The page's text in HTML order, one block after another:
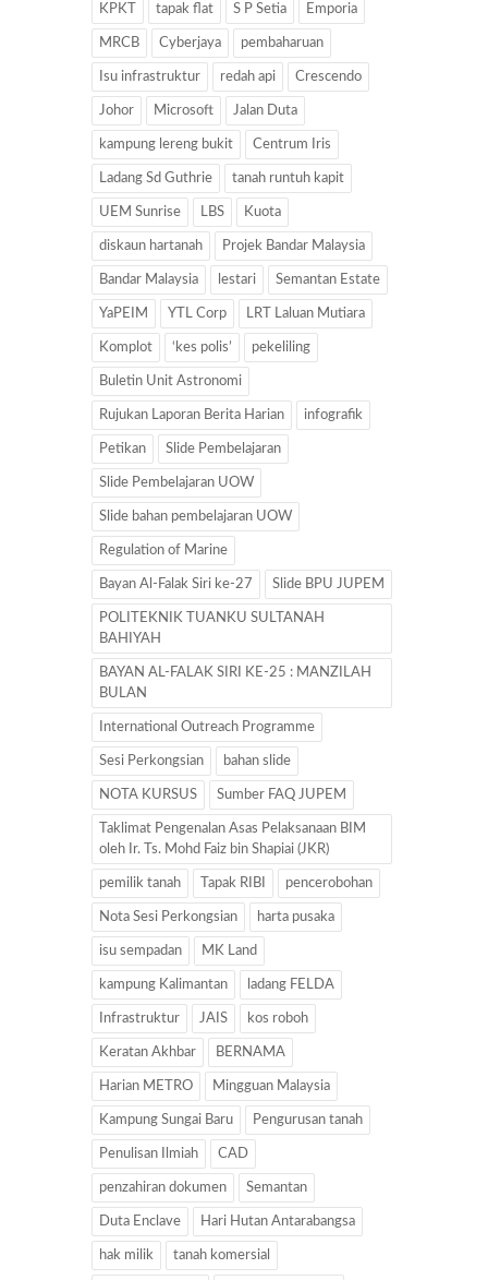
KPKT tapak flat S P Setia Emporia
MRCB Cyberjaya pembaharuan
Isu infrastruktur redah api Crescendo
Johor Microsoft Jalan Duta
kampung lereng bukit Centrum Iris
Ladang Sd Guthrie tanah runtuh kapit
UEM Sunrise LBS Kuota
diskaun hartanah Projek Bandar Malaysia
Bandar Malaysia lestari Semantan Estate
YaPEIM YTL Corp LRT Laluan Mutiara
Komplot ‘kes polis’ pekeliling
Buletin Unit Astronomi
Rujukan Laporan Berita Harian infografik
Petikan Slide Pembelajaran
Slide Pembelajaran UOW
Slide bahan pembelajaran UOW
Regulation of Marine
Bayan Al-Falak Siri ke-27 Slide BPU JUPEM
POLITEKNIK TUANKU SULTANAH
BAHIYAH
BAYAN AL-FALAK SIRI KE-25 : MANZILAH
BULAN
International Outreach Programme
Sesi Perkongsian bahan slide
NOTA KURSUS Sumber FAQ JUPEM
Taklimat Pengenalan Asas Pelaksanaan BIM
oleh Ir. Ts. Mohd Faiz bin Shapiai (JKR)
pemilik tanah Tapak RIBI pencerobohan
Nota Sesi Perkongsian harta pusaka
isu sempadan MK Land
kampung Kalimantan ladang FELDA
Infrastruktur JAIS kos roboh
Keratan Akhbar BERNAMA
Harian METRO Mingguan Malaysia
Kampung Sungai Baru Pengurusan tanah
Penulisan Ilmiah CAD
penzahiran dokumen Semantan
Duta Enclave Hari Hutan Antarabangsa
hak milik tanah komersial